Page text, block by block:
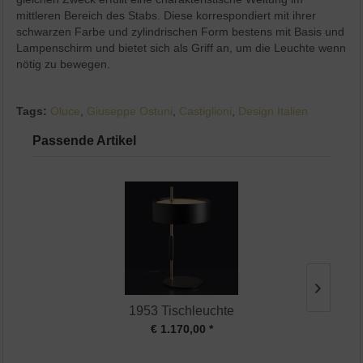
mittleren Bereich des Stabs. Diese korrespondiert mit ihrer
schwarzen Farbe und zylindrischen Form bestens mit Basis und
Lampenschirm und bietet sich als Griff an, um die Leuchte wenn
nötig zu bewegen.
Tags: Oluce, Giuseppe Ostuni, Castiglioni, Design Italien
Passende Artikel
1953 Tischleuchte
€ 1.170,00 *